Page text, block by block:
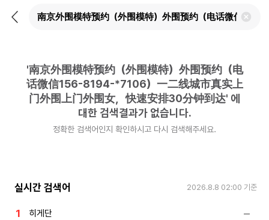
뒤
검
'南京外围模特预约（外围模特）外围预约（电
话微信156-8194-*7106）一二线城市真实上
门外围上门外围女，快速安排30分钟到达' 에
대한 검색결과가 없습니다.
정확한 검색어인지 확인하시고 다시 검색해주세요.
실시간 검색어 2026.8.8 02:00 기준
히게단